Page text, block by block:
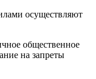
осуществляют
общественное
на запреты